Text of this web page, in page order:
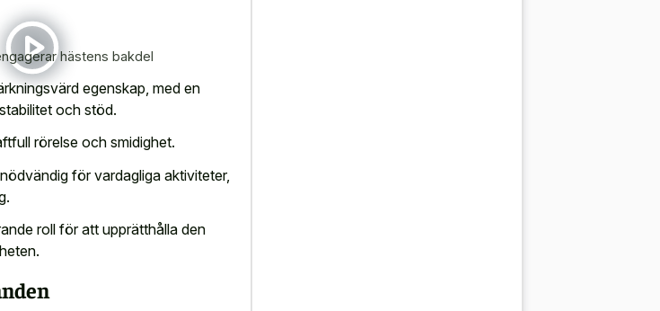
hästens bakdel
egenskap, med en
och stöd.
rörelse och smidighet.
för vardagliga aktiviteter,
roll för att upprätthålla den